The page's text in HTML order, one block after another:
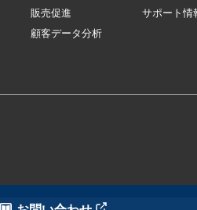
販売促進
顧客データ分析
サポート情